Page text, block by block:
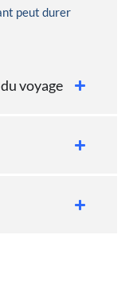
peut durer
voyage